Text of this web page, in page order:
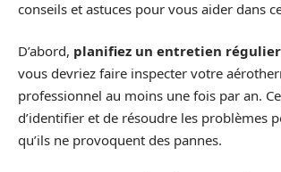
conseils et astuces pour vous aider dans
D’abord, planifiez un entretien régulier
vous devriez faire inspecter votre
professionnel au moins une fois par an.
d’identifier et de résoudre les problèmes
qu’ils ne provoquent des pannes.